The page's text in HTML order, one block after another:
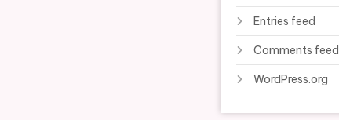
Entries feed
Comments feed
WordPress.org